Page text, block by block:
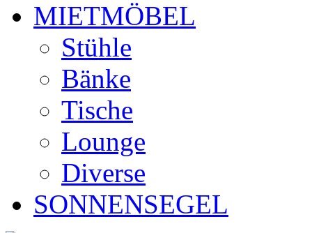
MIETMÖBEL
Stühle
Bänke
Tische
Lounge
Diverse
SONNENSEGEL